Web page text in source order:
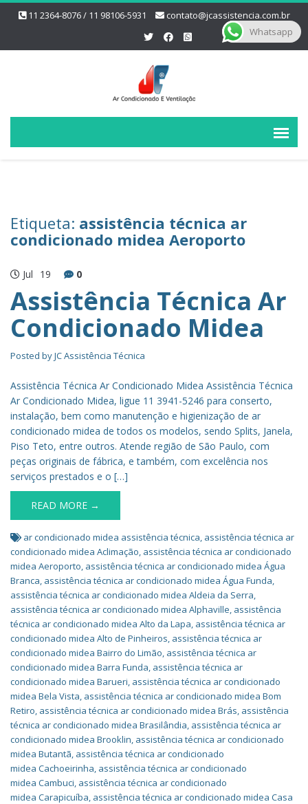
11 2364-8076 / 11 98106-5931 contato@jcassistencia.com.br
Etiqueta: assistência técnica ar
condicionado midea Aeroporto
Jul 19 0
Assistência Técnica Ar
Condicionado Midea
Posted byJC Assistência Técnica
Assistência Técnica Ar Condicionado Midea Assistência Técnica
Ar Condicionado Midea, ligue 11 3941-5246 para conserto,
instalação, bem como manutenção e higienização de ar
condicionado midea de todos os modelos, sendo Splits, Janela,
Piso Teto, entre outros. Atende região de São Paulo, com
peças originais de fábrica, e também, com excelência nos
serviços prestados e o […]
READ MORE →
ar condicionado midea assistência técnica, assistência técnica ar
condicionado midea Aclimação, assistência técnica ar condicionado
midea Aeroporto, assistência técnica ar condicionado midea Água
Branca, assistência técnica ar condicionado midea Água Funda,
assistência técnica ar condicionado midea Aldeia da Serra,
assistência técnica ar condicionado midea Alphaville, assistência
técnica ar condicionado midea Alto da Lapa, assistência técnica ar
condicionado midea Alto de Pinheiros, assistência técnica ar
condicionado midea Bairro do Limão, assistência técnica ar
condicionado midea Barra Funda, assistência técnica ar
condicionado midea Barueri, assistência técnica ar condicionado
midea Bela Vista, assistência técnica ar condicionado midea Bom
Retiro, assistência técnica ar condicionado midea Brás, assistência
técnica ar condicionado midea Brasilândia, assistência técnica ar
condicionado midea Brooklin, assistência técnica ar condicionado
midea Butantã, assistência técnica ar condicionado
midea Cachoeirinha, assistência técnica ar condicionado
midea Cambuci, assistência técnica ar condicionado
midea Carapicuíba, assistência técnica ar condicionado midea Casa
Whatsapp